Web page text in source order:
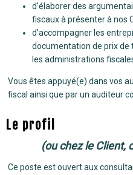
d’élaborer des
fiscaux à présenter à nos
d'accompagner les
documentation de prix
les administrations
Vous êtes appuyé(e) dans vos
fiscal ainsi que par un auditeur
Le profil
(ou chez le Client,
Ce poste est ouvert aux